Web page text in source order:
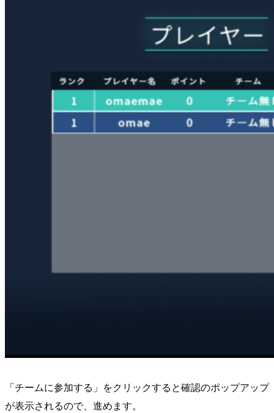
「チームに参加する」をクリックすると確認のポップアップ
が表示されるので、進めます。